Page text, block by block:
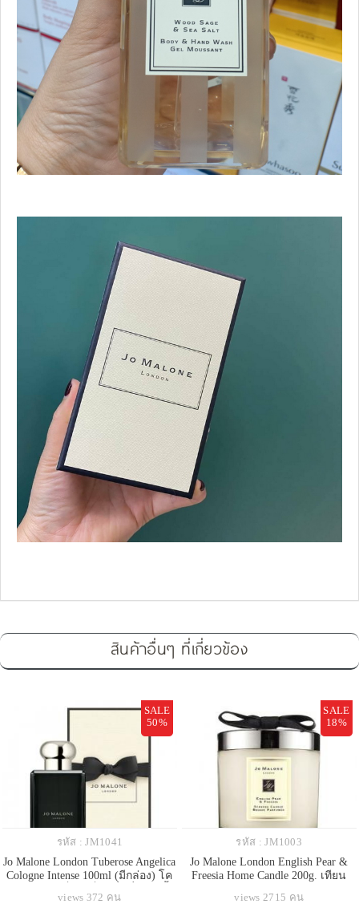
สินค้าอื่นๆ ที่เกี่ยวข้อง
SALE
50%
รหัส : JM1041
Jo Malone London Tuberose Angelica
Cologne Intense 100ml (มีกล่อง) โค
views 372 คน
SALE
18%
รหัส : JM1003
Jo Malone London English Pear &
Freesia Home Candle 200g. เทียน
views 2715 คน